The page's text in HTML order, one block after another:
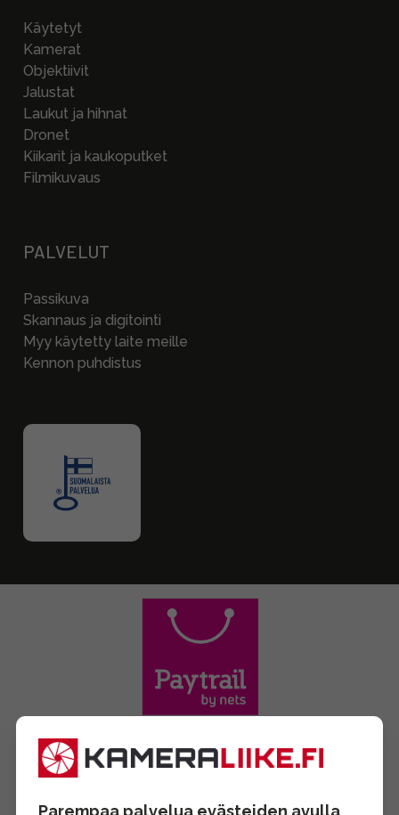
Käytetyt
Kamerat
Objektiivit
Jalustat
Laukut ja hihnat
Dronet
Kiikarit ja kaukoputket
Filmikuvaus
PALVELUT
Passikuva
Skannaus ja digitointi
Myy käytetty laite meille
Kennon puhdistus
Parempaa palvelua evästeiden avulla